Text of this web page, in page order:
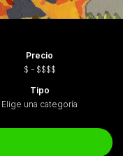
Precio
$ - $$$$
Tipo
Elige una categoría